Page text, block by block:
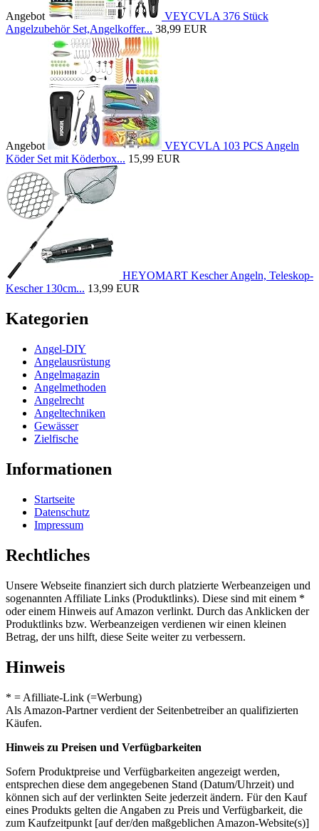
Angebot
VEYCVLA 376 Stück
Angelzubehör Set,Angelkoffer... 38,99 EUR
Angebot
VEYCVLA 103 PCS Angeln
Köder Set mit Köderbox... 15,99 EUR
HEYOMART Kescher Angeln, Teleskop-
Kescher 130cm... 13,99 EUR
Kategorien
Angel-DIY
Angelausrüstung
Angelmagazin
Angelmethoden
Angelrecht
Angeltechniken
Gewässer
Zielfische
Informationen
Startseite
Datenschutz
Impressum
Rechtliches
Unsere Webseite finanziert sich durch platzierte Werbeanzeigen und
sogenannten Affiliate Links (Produktlinks). Diese sind mit einem *
oder einem Hinweis auf Amazon verlinkt. Durch das Anklicken der
Produktlinks bzw. Werbeanzeigen verdienen wir einen kleinen
Betrag, der uns hilft, diese Seite weiter zu verbessern.
Hinweis
* = Afilliate-Link (=Werbung)
Als Amazon-Partner verdient der Seitenbetreiber an qualifizierten
Käufen.
Hinweis zu Preisen und Verfügbarkeiten
Sofern Produktpreise und Verfügbarkeiten angezeigt werden,
entsprechen diese dem angegebenen Stand (Datum/Uhrzeit) und
können sich auf der verlinkten Seite jederzeit ändern. Für den Kauf
eines Produkts gelten die Angaben zu Preis und Verfügbarkeit, die
zum Kaufzeitpunkt [auf der/den maßgeblichen Amazon-Website(s)]